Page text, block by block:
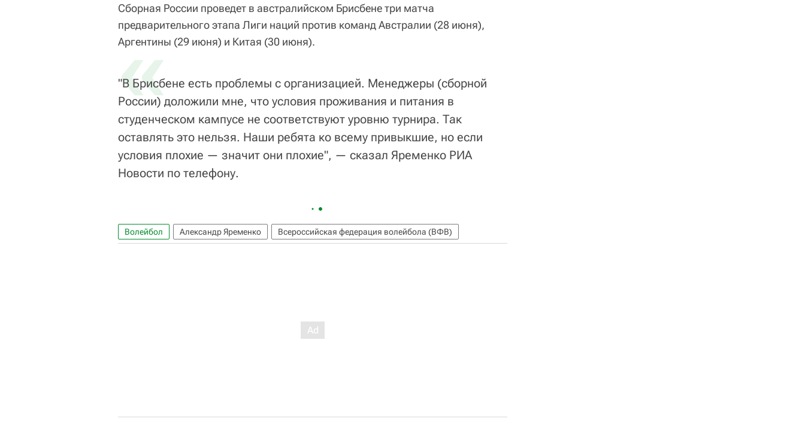
Сборная России проведет в австралийском Брисбене три матча
предварительного этапа Лиги наций против команд Австралии (28 июня),
Аргентины (29 июня) и Китая (30 июня).
«
"В Брисбене есть проблемы с организацией. Менеджеры (сборной
России) доложили мне, что условия проживания и питания в
студенческом кампусе не соответствуют уровню турнира. Так
оставлять это нельзя. Наши ребята ко всему привыкшие, но если
условия плохие — значит они плохие", — сказал Яременко РИА
Новости по телефону.
Волейбол Александр Яременко Всероссийская федерация волейбола (ВФВ)